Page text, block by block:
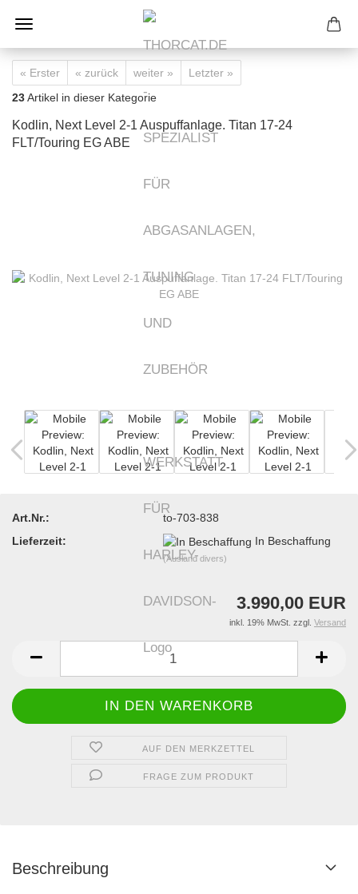
« Erster « zurück weiter »
Letzter »
23Artikel in dieser Kategorie
Kodlin, Next Level 2-1 Auspuffanlage. Titan 17-24
FLT/Touring EG ABE
Art.Nr.:
to-703-838
Lieferzeit:
In Beschaffung
(Ausland divers)
3.990,00 EUR
inkl. 19% MwSt. zzgl. Versand
AUF DEN MERKZETTEL
FRAGE ZUM PRODUKT
Beschreibung